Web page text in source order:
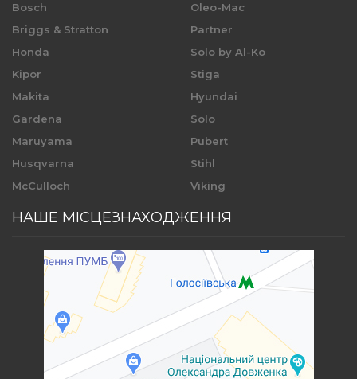
Bosch
Briggs & Stratton
Honda
Kipor
Makita
Gardena
Maruyama
Husqvarna
McCulloch
Oleo-Mac
Partner
Solo by Al-Ko
Stiga
Hyundai
Solo
Pubert
Stihl
Viking
НАШЕ МІСЦЕЗНАХОДЖЕННЯ